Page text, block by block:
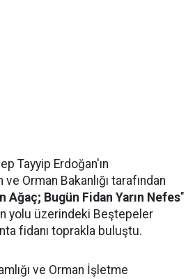
Tayyip Erdoğan'ın
ve Orman Bakanlığı tarafından
Ağaç; Bugün Fidan Yarın Nefes"
yolu üzerindeki Beştepeler
fidanı toprakla buluştu.
ve Orman İşletme